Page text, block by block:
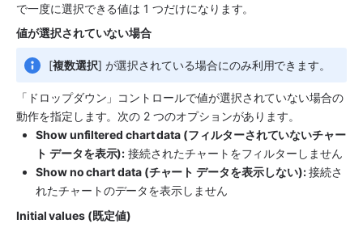
で一度に選択できる値は 1 つだけになります。
値が選択されていない場合
[複数選択] が選択されている場合にのみ利用できます。
「ドロップダウン」コントロールで値が選択されていない場合の
動作を指定します。次の 2 つのオプションがあります。
Show unfiltered chart data (フィルターされていないチャー
ト データを表示): 接続されたチャートをフィルターしません
Show no chart data (チャート データを表示しない): 接続さ
れたチャートのデータを表示しません
Initial values (既定値)